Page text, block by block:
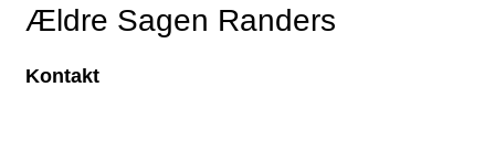
Ældre Sagen Randers
Kontakt